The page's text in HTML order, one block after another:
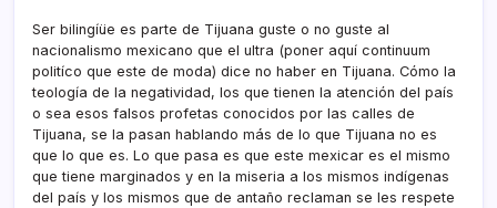
Ser bilingíüe es parte de Tijuana guste o no guste al
nacionalismo mexicano que el ultra (poner aquí­ continuum
polití­co que este de moda) dice no haber en Tijuana. Cómo la
teologí­a de la negatividad, los que tienen la atención del paí­s
o sea esos falsos profetas conocidos por las calles de
Tijuana, se la pasan hablando más de lo que Tijuana no es
que lo que es. Lo que pasa es que este mexicar es el mismo
que tiene marginados y en la miseria a los mismos indí­genas
del paí­s y los mismos que de antaño reclaman se les respete